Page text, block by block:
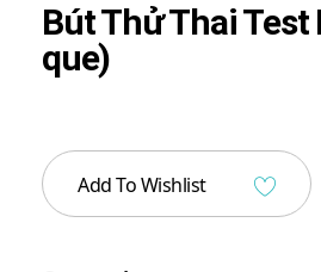
Bút Thử Thai Test
que)
Add To Wishlist